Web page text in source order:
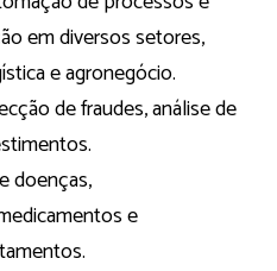
em diversos setores,
e agronegócio.
de fraudes, análise de
doenças,
e